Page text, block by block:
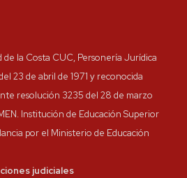
la Costa CUC, Personería Jurídica
23 de abril de 1971 y reconocida
resolución 3235 del 28 de marzo
Institución de Educación Superior
por el Ministerio de Educación
judiciales